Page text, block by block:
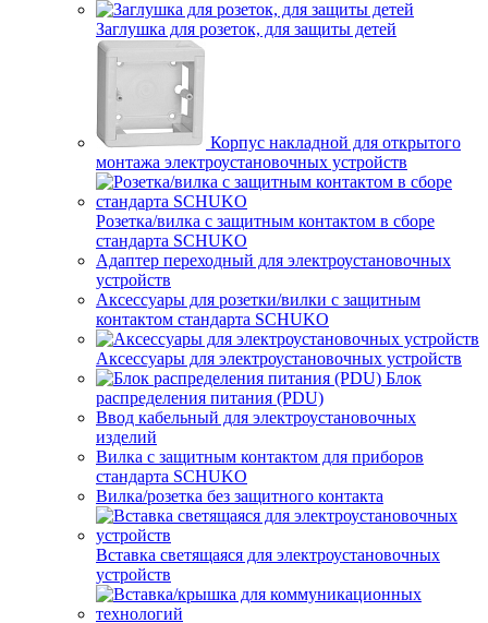
Заглушка для розеток, для защиты детей
Корпус накладной для открытого
монтажа электроустановочных устройств
Розетка/вилка с защитным контактом в сборе
стандарта SCHUKO
Адаптер переходный для электроустановочных
устройств
Аксессуары для розетки/вилки с защитным
контактом стандарта SCHUKO
Аксессуары для электроустановочных устройств
Блок
распределения питания (PDU)
Ввод кабельный для электроустановочных
изделий
Вилка с защитным контактом для приборов
стандарта SCHUKO
Вилка/розетка без защитного контакта
Вставка светящаяся для электроустановочных
устройств